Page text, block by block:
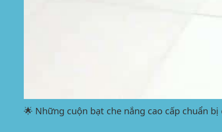
🌟 Những cuộn bạt che nắng cao cấp chuẩn